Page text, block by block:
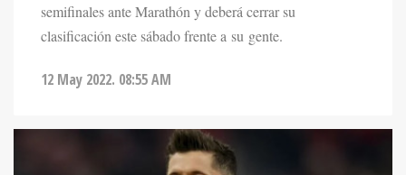
semifinales ante Marathón y deberá cerrar su
clasificación este sábado frente a su gente.
12 May 2022. 08:55 AM